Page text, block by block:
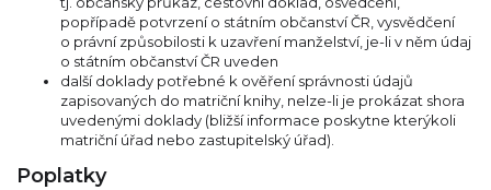
popřípadě potvrzení o státním občanství ČR, vysvědčení
o právní způsobilosti k uzavření manželství, je-li v něm údaj
o státním občanství ČR uveden
další doklady potřebné k ověření správnosti údajů
zapisovaných do matriční knihy, nelze-li je prokázat shora
uvedenými doklady (bližší informace poskytne kterýkoli
matriční úřad nebo zastupitelský úřad).
Poplatky